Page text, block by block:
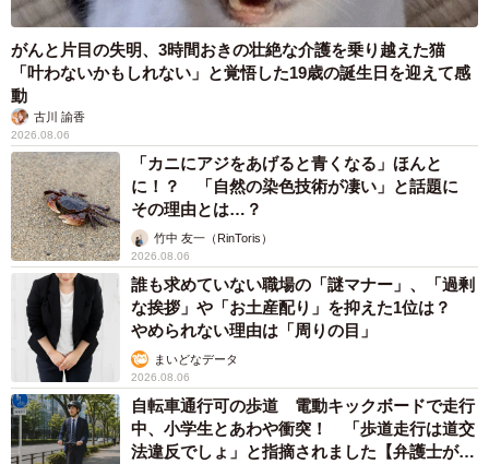
がんと片目の失明、3時間おきの壮絶な介護を乗り越えた猫
「叶わないかもしれない」と覚悟した19歳の誕生日を迎えて感
動
古川 諭香
2026.08.06
「カニにアジをあげると青くなる」ほんと
に！？ 「自然の染色技術が凄い」と話題に
その理由とは…？
竹中 友一（RinToris）
2026.08.06
誰も求めていない職場の「謎マナー」、「過剰
な挨拶」や「お土産配り」を抑えた1位は？
やめられない理由は「周りの目」
まいどなデータ
2026.08.06
自転車通行可の歩道 電動キックボードで走行
中、小学生とあわや衝突！ 「歩道走行は道交
法違反でしょ」と指摘されました【弁護士が解